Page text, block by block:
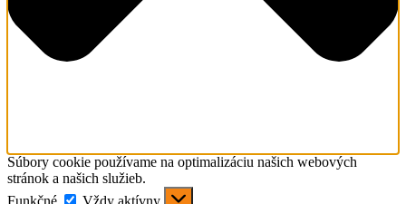
Súbory cookie používame na optimalizáciu našich webových
stránok a našich služieb.
Funkčné